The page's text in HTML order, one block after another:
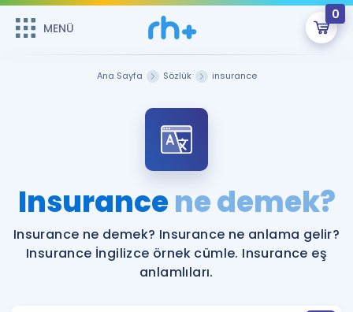
MENÜ
0
ÜYE DEĞİLİM
Sepetin Şu An Boş.
Remzi Hoca ile seni sınava hazırlayacak onlarca eğitim seni
bekliyor!
MENÜ
Faydalı Araçlar
Ana Sayfa Sözlük insurance
Insurancene demek?
Insurance ne demek? Insurance ne anlama gelir?
Insurance İngilizce örnek cümle. Insurance eş
anlamlıları.